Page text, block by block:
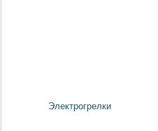
Электрогрелки